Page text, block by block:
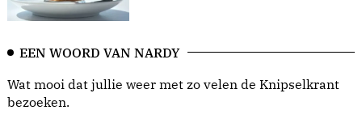
EEN WOORD VAN NARDY
Wat mooi dat jullie weer met zo velen de Knipselkrant
bezoeken.